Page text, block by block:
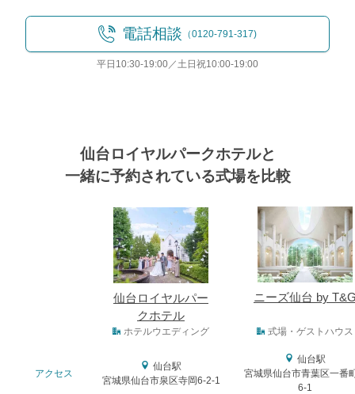
電話相談 （0120-791-317)
平日10:30-19:00／土日祝10:00-19:00
仙台ロイヤルパークホテルと
一緒に予約されている式場を比較
仙台ロイヤルパー
クホテル
ニーズ仙台 by
ホテルウエディング 式場・ゲストハウス
アクセス
仙台駅
宮城県仙台市泉区寺岡6-2-1
仙台駅
宮城県仙台市青葉区一番
6-1